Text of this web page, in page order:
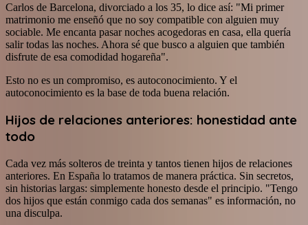
Carlos de Barcelona, divorciado a los 35, lo dice así: "Mi primer
matrimonio me enseñó que no soy compatible con alguien muy
sociable. Me encanta pasar noches acogedoras en casa, ella quería
salir todas las noches. Ahora sé que busco a alguien que también
disfrute de esa comodidad hogareña".
Esto no es un compromiso, es autoconocimiento. Y el
autoconocimiento es la base de toda buena relación.
Hijos de relaciones anteriores: honestidad ante
todo
Cada vez más solteros de treinta y tantos tienen hijos de relaciones
anteriores. En España lo tratamos de manera práctica. Sin secretos,
sin historias largas: simplemente honesto desde el principio. "Tengo
dos hijos que están conmigo cada dos semanas" es información, no
una disculpa.